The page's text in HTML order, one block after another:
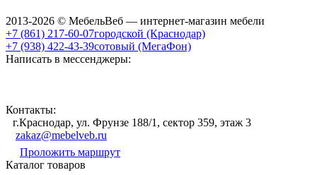
2013-2026 © МебельВеб — интернет-магазин мебели
+7 (861) 217-60-07городской (Краснодар)
+7 (938) 422-43-39сотовый (МегаФон)
Написать в мессенджеры:
Контакты:
г.Краснодар, ул. Фрунзе 188/1, сектор 359, этаж 3
zakaz@mebelveb.ru
Проложить маршрут
Каталог товаров